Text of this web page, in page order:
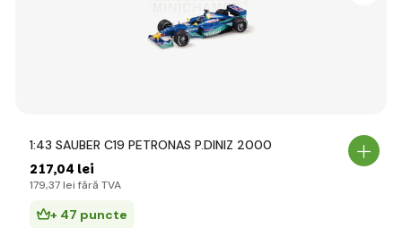
1:43 SAUBER C19 PETRONAS P.DINIZ 2000
217,04 lei
179,37 lei fără TVA
+ 47 puncte